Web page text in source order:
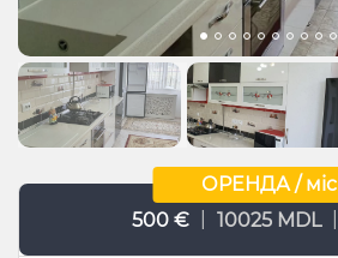
ОРЕНДА / міс
500 €
10025 MDL